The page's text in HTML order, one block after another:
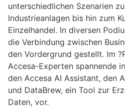
unterschiedlichen Szenarien
Industrieanlagen bis hin zum
Einzelhandel. In diversen
die Verbindung zwischen
den Vordergrund gestellt. Im
Accesa-Experten spannende
den Accesa AI Assistant, den
und DataBrew, ein Tool zur
Daten, vor.